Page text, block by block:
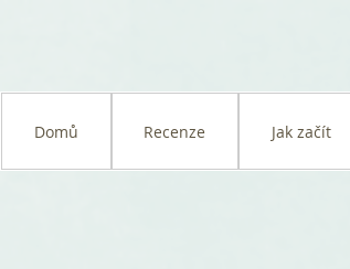
Domů Recenze Jak začít